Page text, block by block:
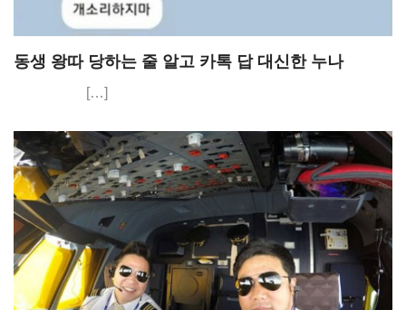
동생 왕따 당하는 줄 알고 카톡 답 대신한 누나
[…]